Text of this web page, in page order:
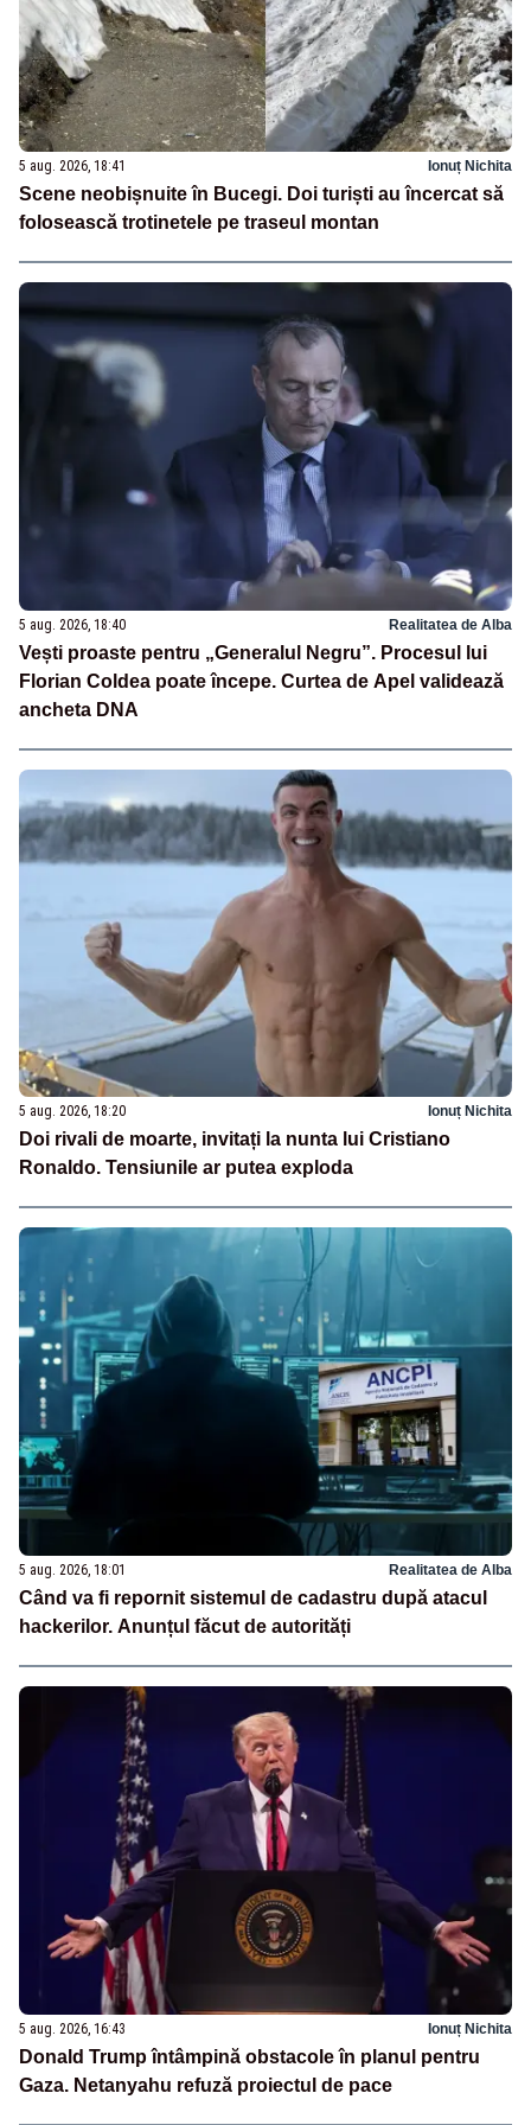
5 aug. 2026, 18:41 Ionuț Nichita
Scene neobișnuite în Bucegi. Doi turiști au încercat să
folosească trotinetele pe traseul montan
5 aug. 2026, 18:40 Realitatea de Alba
Vești proaste pentru „Generalul Negru”. Procesul lui
Florian Coldea poate începe. Curtea de Apel validează
ancheta DNA
5 aug. 2026, 18:20 Ionuț Nichita
Doi rivali de moarte, invitați la nunta lui Cristiano
Ronaldo. Tensiunile ar putea exploda
5 aug. 2026, 18:01 Realitatea de Alba
Când va fi repornit sistemul de cadastru după atacul
hackerilor. Anunțul făcut de autorități
5 aug. 2026, 16:43 Ionuț Nichita
Donald Trump întâmpină obstacole în planul pentru
Gaza. Netanyahu refuză proiectul de pace